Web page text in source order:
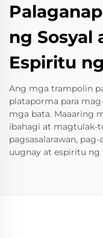
ng Sosyal
Espiritu
Ang mga trampolin
plataporma para
mga bata. Maaaring
ibahagi at magtulak-
pagsasalarawan,
uugnay at espiritu ng